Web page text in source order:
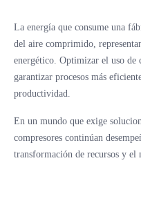
La energía que consume una
del aire comprimido,
energético. Optimizar el uso de
garantizar procesos más
productividad.
En un mundo que exige
compresores continúan
transformación de recursos y